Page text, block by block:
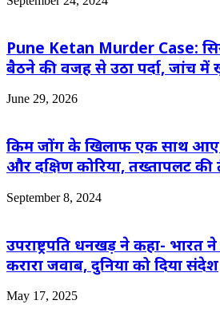
Pune Ketan Murder Case:
बैठने की वजह से उठा पर्दा, जांच में
June 29, 2026
किम जोंग के खिलाफ एक साथ आए
और दक्षिण कोरिया, तख्तापलट की
September 8, 2024
उपराष्ट्रपति धनखड़ ने कहा- भारत
करारा जवाब, दुनिया को दिया संदेश
May 17, 2025